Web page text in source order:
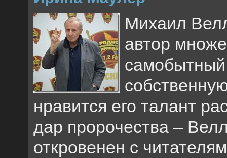
Михаил
автор
нравится его талант
дар пророчества –
откровенен с